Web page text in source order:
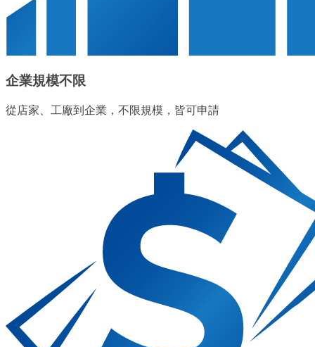
企業規模不限
從店家、工廠到企業，不限規模，皆可申請